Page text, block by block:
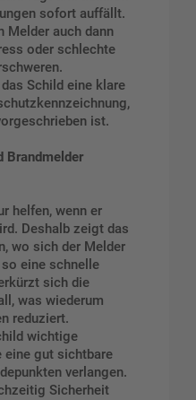
sofort auffällt.
Melder auch dann
oder schlechte
Schild eine klare
ist.
Brandmelder
helfen, wenn er
Deshalb zeigt das
wo sich der Melder
eine schnelle
sich die
was wiederum
reduziert.
wichtige
eine gut sichtbare
verlangen.
Sicherheit